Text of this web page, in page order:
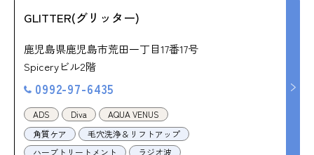
GLITTER(グリッター)
鹿児島県鹿児島市荒田一丁目17番17号
Spiceryビル2階
0992-97-6435
ADS Diva
AQUA VENUS
角質ケア
毛穴洗浄＆リフトアップ
ハーブトリートメント
ラジオ波